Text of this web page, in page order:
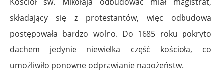
składający się z protestantów, więc odbudowa
postępowała bardzo wolno. Do 1685 roku pokryto
dachem jedynie niewielka część kościoła, co
umożliwiło ponowne odprawianie nabożeństw.